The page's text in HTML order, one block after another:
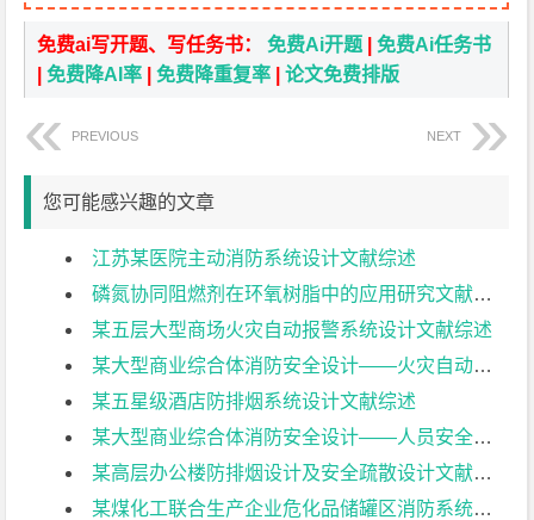
免费ai写开题、写任务书：免费Ai开题 |免费Ai任务书
|免费降AI率 |免费降重复率 |论文免费排版
PREVIOUS NEXT
您可能感兴趣的文章
江苏某医院主动消防系统设计文献综述
磷氮协同阻燃剂在环氧树脂中的应用研究文献综述
某五层大型商场火灾自动报警系统设计文献综述
某大型商业综合体消防安全设计——火灾自动报警系统设计文献综述
某五星级酒店防排烟系统设计文献综述
某大型商业综合体消防安全设计——人员安全疏散模拟分析文献综述
某高层办公楼防排烟设计及安全疏散设计文献综述
某煤化工联合生产企业危化品储罐区消防系统设计文献综述